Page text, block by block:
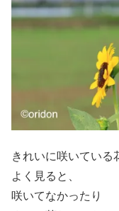
きれいに咲いている
よく見ると、
咲いてなかったり